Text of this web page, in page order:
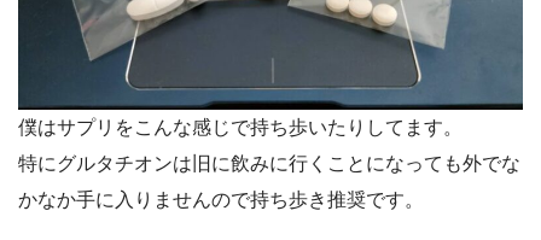
僕はサプリをこんな感じで持ち歩いたりしてます。
特にグルタチオンは旧に飲みに行くことになっても外でな
かなか手に入りませんので持ち歩き推奨です。